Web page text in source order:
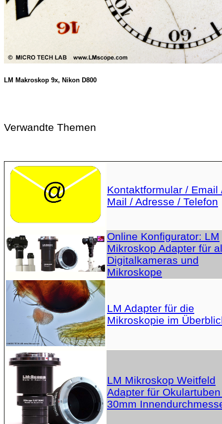
LM Makroskop 9x, Nikon D800
Verwandte Themen
Kontaktformular / Email
Mail / Adresse / Telefon
Online Konfigurator: LM
Mikroskop Adapter für
Digitalkameras und
Mikroskope
LM Adapter für die
Mikroskopie im
LM Mikroskop Weitfeld
Adapter für
30mm